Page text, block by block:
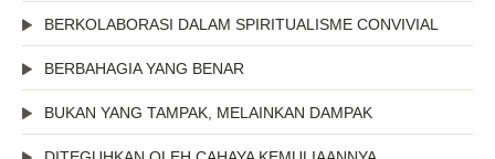
BERKOLABORASI DALAM SPIRITUALISME CONVIVIAL
BERBAHAGIA YANG BENAR
BUKAN YANG TAMPAK, MELAINKAN DAMPAK